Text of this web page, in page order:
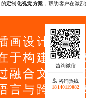
的定制化视觉方案 ，帮助客户在激
画设计领域
于构建深度
融合文化基
言与跨媒介
咨询热线
18140119082